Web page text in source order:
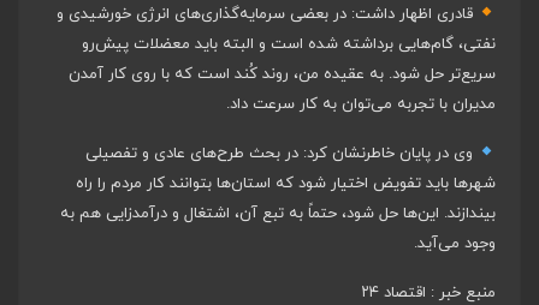
قادری اظهار داشت: در بعضی سرمایه‌گذاری‌های انرژی خورشیدی و
نفتی، گام‌هایی برداشته شده است و البته باید معضلات پیش‌رو
سریع‌تر حل شود. به عقیده من، روند کُند است که با روی کار آمدن
مدیران با تجربه می‌توان به کار سرعت داد.
وی در پایان خاطرنشان کرد: در بحث طرح‌های عادی و تفصیلی
شهر‌ها باید تفویض اختیار شود که استان‌ها بتوانند کار مردم را راه
بیندازند. این‌ها حل شود، حتماً به تبع آن، اشتغال و درآمدزایی هم به
وجود می‌آید.
منبع خبر : اقتصاد ۲۴